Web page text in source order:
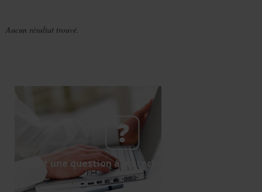
Aucun résultat trouvé.
Posez une question à un technicien support